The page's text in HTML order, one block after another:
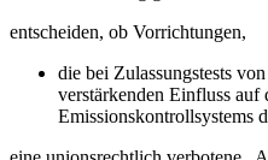
entscheiden, ob Vorrichtungen,
die bei Zulassungstests
verstärkenden Einfluss auf
Emissionskontrollsystems